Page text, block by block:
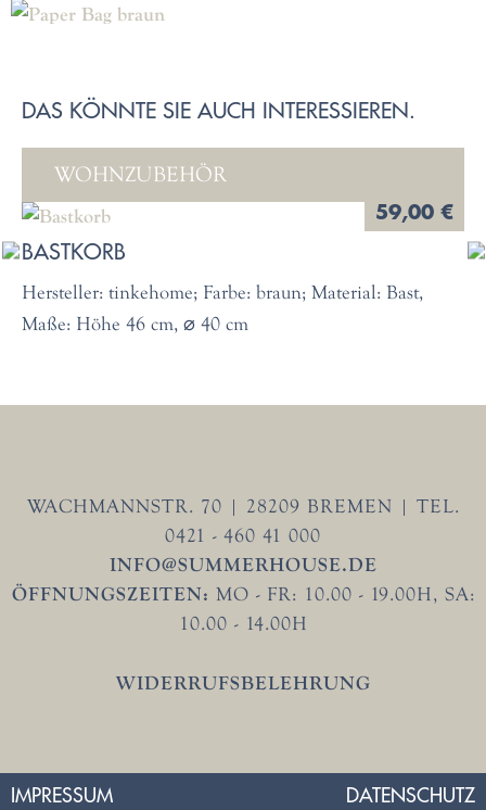
DAS KÖNNTE SIE AUCH INTERESSIEREN.
WOHNZUBEHÖR
59,00 €
BASTKORB
Hersteller: tinkehome; Farbe: braun; Material: Bast,
Maße: Höhe 46 cm, ⌀ 40 cm
WACHMANNSTR. 70 | 28209 BREMEN | TEL.
0421 - 460 41 000
INFO@SUMMERHOUSE.DE
ÖFFNUNGSZEITEN: MO - FR: 10.00 - 19.00H, SA:
10.00 - 14.00H
WIDERRUFSBELEHRUNG
IMPRESSUM DATENSCHUTZ